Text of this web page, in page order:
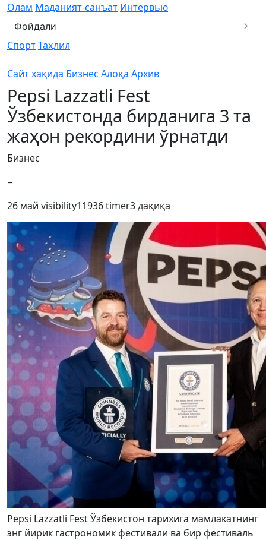
Олам Маданият-санъат Интервью
Фойдали
СпортТаҳлил
Сайт хақида Бизнес Алоқа Архив
Pepsi Lazzatli Fest
Ўзбекистонда бирданига 3 та
жаҳон рекордини ўрнатди
Бизнес
−
26 май visibility11936timer3 дақиқа
Pepsi Lazzatli Fest Ўзбекистон тарихига мамлакатнинг
энг йирик гастрономик фестивали ва бир фестиваль